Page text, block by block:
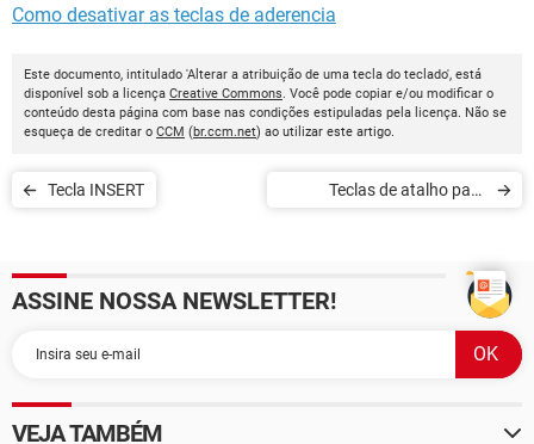
Como desativar as teclas de aderencia
Este documento, intitulado 'Alterar a atribuição de uma tecla do teclado', está
disponível sob a licença Creative Commons. Você pode copiar e/ou modificar o
conteúdo desta página com base nas condições estipuladas pela licença. Não se
esqueça de creditar o CCM (br.ccm.net) ao utilizar este artigo.
Tecla INSERT
Teclas de atalho para
ASSINE NOSSA NEWSLETTER!
VEJA TAMBÉM